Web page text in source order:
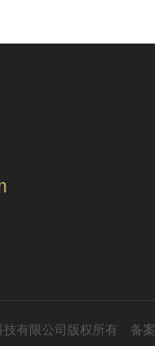
有限公司版权所有 备